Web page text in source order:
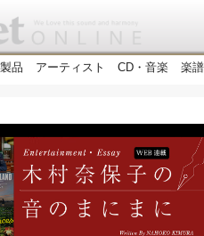
品 アーティスト CD・音楽 楽